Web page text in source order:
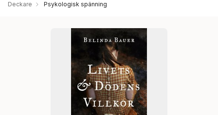
Deckare Psykologisk spänning